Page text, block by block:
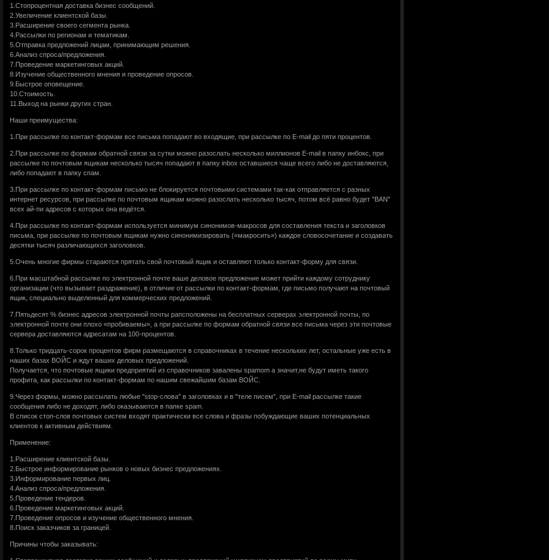
1.Стопроцентная доставка бизнес сообщений.
2.Увеличение клиентской базы.
3.Расширение своего сегмента рынка.
4.Рассылки по регионам и тематикам.
5.Отправка предложений лицам, принимающим решения.
6.Анализ спроса/предложения.
7.Проведение маркетинговых акций.
8.Изучение общественного мнения и проведение опросов.
9.Быстрое оповещение.
10.Стоимость.
11.Выход на рынки других стран.
Наши преимущества:
1.При рассылке по контакт-формам все письма попадают во входящие, при рассылке по E-mail до пяти процентов.
2.При рассылке по формам обратной связи за сутки можно разослать несколько миллионов E-mail в папку инбокс, при
рассылке по почтовым ящикам несколько тысяч попадают в папку inbox оставшиеся чаще всего либо не доставляются,
либо попадают в папку спам.
3.При рассылке по контакт-формам письмо не блокируется почтовыми системами так-как отправляется с разных
интернет ресурсов, при рассылке по почтовым ящикам можно разослать несколько тысяч, потом всё равно будет "BAN"
всех ай-пи адресов с которых она ведётся.
4.При рассылке по контакт-формам используется минимум синонимов-макросов для составления текста и заголовков
письма, при рассылке по почтовым ящикам нужно синонимизировать («макросить») каждое словосочетание и создавать
десятки тысяч различающихся заголовков.
5.Очень многие фирмы стараются прятать свой почтовый ящик и оставляют только контакт-форму для связи.
6.При масштабной рассылке по электронной почте ваше деловое предложение может прийти каждому сотруднику
организации (что вызывает раздражение), в отличие от рассылки по контакт-формам, где письмо получают на почтовый
ящик, специально выделенный для коммерческих предложений.
7.Пятьдесят % бизнес адресов электронной почты рапсположены на бесплатных серверах электронной почты, по
электронной почте они плохо «пробиваемы», а при рассылке по формам обратной связи все письма через эти почтовые
сервера доставляются адресатам на 100-процентов.
8.Только тридцать-сорок процентов фирм размещаются в справочниках в течение нескольких лет, остальные уже есть в
наших базах ВОЙС и ждут ваших деловых предложений.
Получается, что почтовые ящики предприятий из справочников завалены spamom а значит,не будут иметь такого
профита, как рассылки по контакт-формам по нашим свежайшим базам ВОЙС.
9.Через формы, можно рассылать любые "stop-слова" в заголовках и в "теле писем", при E-mail рассылке такие
сообщения либо не доходят, либо оказываются в папке spam.
В список стоп-слов почтовых систем входят практически все слова и фразы побуждающие ваших потенциальных
клиентов к активным действиям.
Применение:
1.Расширение клиентской базы.
2.Быстрое информирование рынков о новых бизнес предложениях.
3.Информирование первых лиц.
4.Анализ спроса/предложения.
5.Проведение тендеров.
6.Проведение маркетинговых акций.
7.Проведение опросов и изучение общественного мнения.
8.Поиск заказчиков за границей.
Причины чтобы заказывать: